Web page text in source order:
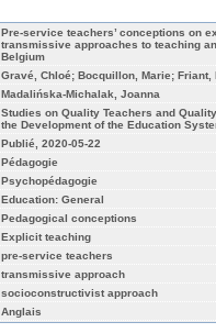
Pre-service teachers’ conceptions on
transmissive approaches to teaching
Belgium
Gravé, Chloé; Bocquillon, Marie; Friant,
Madalińska-Michalak, Joanna
Studies on Quality Teachers and
the Development of the Education
Publié, 2020-05-22
Pédagogie
Psychopédagogie
Education: General
Pedagogical conceptions
Explicit teaching
pre-service teachers
transmissive approach
socioconstructivist approach
Anglais